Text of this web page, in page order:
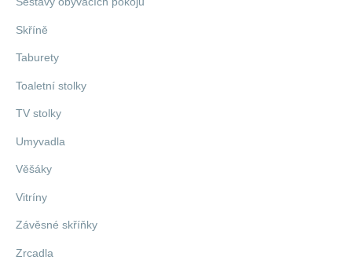
Skříně
Taburety
Toaletní stolky
TV stolky
Umyvadla
Věšáky
Vitríny
Závěsné skříňky
Zrcadla